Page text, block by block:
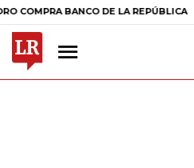
BANCO DE LA REPÚBLICA $ 399.745,16